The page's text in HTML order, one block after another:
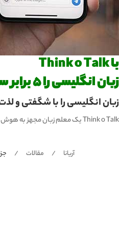
با Think o Talk
زبان انگلیسی را 5 برابر سریعتر بیاموزید
زبان انگلیسی را با شگفتی و
Think o Talk یک معلم زبان مجهز به هوش مصنوعی است. مهارت های گفتاری، شنیداری، نوشتن و تلفظ خود را تقویت کنید و 5 برابر سریع تر یاد بگیرید!
آریانا مقالات